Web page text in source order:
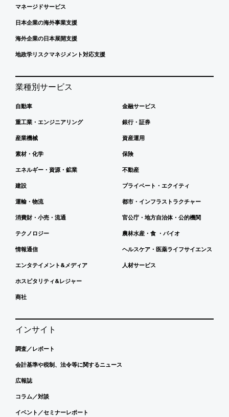
マネージドサービス
日本企業の海外事業支援
海外企業の日本展開支援
地政学リスクマネジメント対応支援
業種別サービス
自動車
重工業・エンジニアリング
産業機械
素材・化学
エネルギー・資源・鉱業
建設
運輸・物流
消費財・小売・流通
テクノロジー
情報通信
エンタテイメント&メディア
ホスピタリティ&レジャー
商社
金融サービス
銀行・証券
資産運用
保険
不動産
プライベート・エクイティ
都市・インフラストラクチャー
官公庁・地方自治体・公的機関
農林水産・食 ・バイオ
ヘルスケア・医薬ライフサイエンス
人材サービス
インサイト
調査／レポート
会計基準や税制、法令等に関するニュース
広報誌
コラム／対談
イベント／セミナーレポート